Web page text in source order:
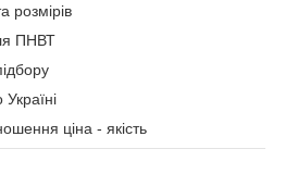
розмірів
ПНВТ
ціна - якість